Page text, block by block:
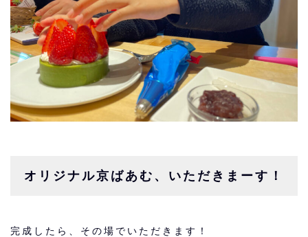
オリジナル京ばあむ、いただきまーす！
完成したら、その場でいただきます！